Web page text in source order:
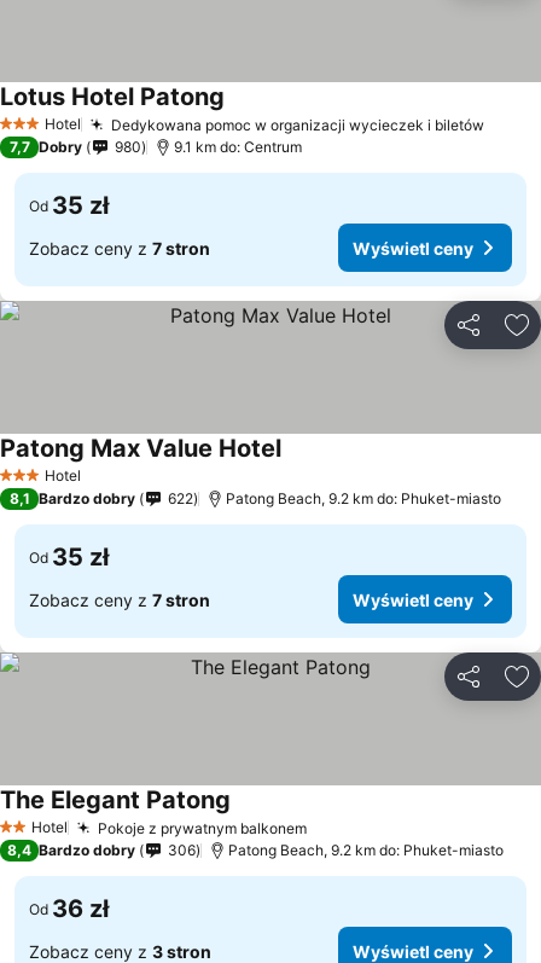
3 Kategoria
Hotel Dedykowana pomoc w organizacji wycieczek i biletów
Lotus Hotel Patong
7,7 Dobry 980 9.1 km do: Centrum
Od 35 zł
Zobacz ceny z 7 stron Wyświetl ceny
3 Kategoria
Hotel
Patong Max Value Hotel
8,1 Bardzo dobry 622 Patong Beach, 9.2 km do: Phuket-miasto
Od 35 zł
Zobacz ceny z 7 stron Wyświetl ceny
2 Kategoria
Hotel Pokoje z prywatnym balkonem
The Elegant Patong
8,4 Bardzo dobry 306 Patong Beach, 9.2 km do: Phuket-miasto
Od 36 zł
Zobacz ceny z 3 stron Wyświetl ceny